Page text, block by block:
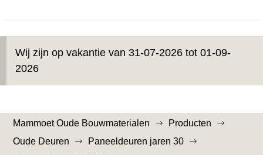
Wij zijn op vakantie van 31-07-2026 tot 01-09-
2026
Mammoet Oude Bouwmaterialen $ Producten $
Oude Deuren $ Paneeldeuren jaren 30 $